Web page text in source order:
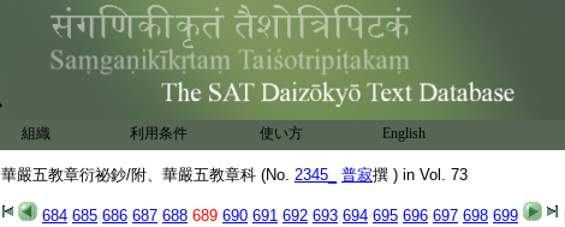
組織 利用条件 使い方 English
華嚴五教章衍祕鈔/附、華嚴五教章科 (No. 2345_ 普寂撰 ) in Vol. 73
684 685 686 687 688 689 690 691 692 693 694 695 696 697 698 699
T2345_.73.0688c20:教一。今初明二始教一。然此章明二始教一中。隱然含
T2345_.73.0688c21: 會 始向 之旨 。顯 喩伽等建 立五性
T2345_.73.0688c22:限分齊義非 固必 上。可 知。探玄第五。引
三十五 一云云。唯識論二 十四紙
云云
故顯揚論 至 乃至廣説 此引レ論明三種性差
T2345_.73.0688c25:別定有
。顯揚第二十云云。楞伽第二及
T2345_.73.0688c26:
莊嚴論佛地論。説 五種性
。相宗以判。楞伽
T2345_.73.0688c27:
於 有性中 。説 五種性 。莊嚴佛地。通
T2345_.73.0688c28:立二五種性一。瑜伽三十七及五十二。説二四種